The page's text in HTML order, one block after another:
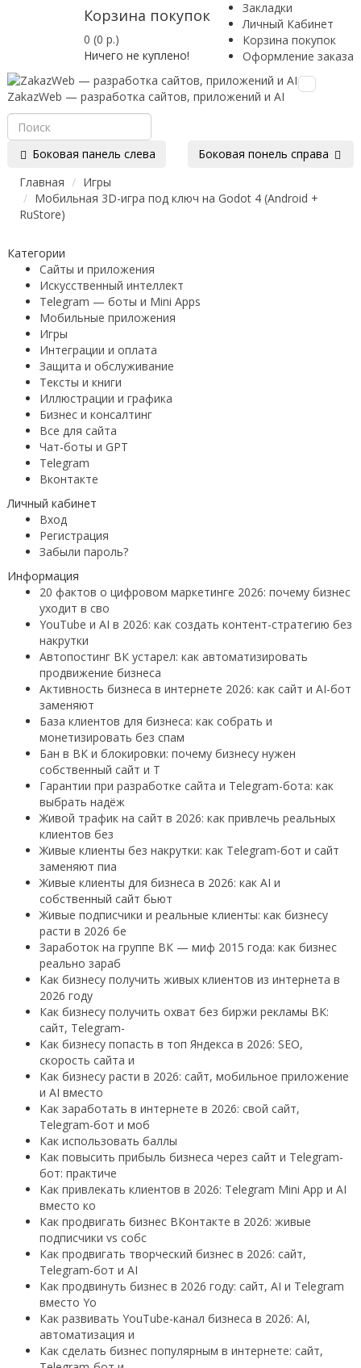
Закладки
Личный Кабинет
Корзина покупок
Оформление заказа
Корзина покупок
0 (0 р.)
Ничего не куплено!
ZakazWeb — разработка сайтов, приложений и AI
Toggle
Боковая панель слева
Боковая понель справа
Главная
Игры
Мобильная 3D-игра под ключ на Godot 4 (Android +
RuStore)
Категории
Сайты и приложения
Искусственный интеллект
Telegram — боты и Mini Apps
Мобильные приложения
Игры
Интеграции и оплата
Защита и обслуживание
Тексты и книги
Иллюстрации и графика
Бизнес и консалтинг
Все для сайта
Чат-боты и GPT
Telegram
Вконтакте
Личный кабинет
Вход
Регистрация
Забыли пароль?
Информация
20 фактов о цифровом маркетинге 2026: почему бизнес
уходит в сво
YouTube и AI в 2026: как создать контент-стратегию без
накрутки
Автопостинг ВК устарел: как автоматизировать
продвижение бизнеса
Активность бизнеса в интернете 2026: как сайт и AI-бот
заменяют
База клиентов для бизнеса: как собрать и
монетизировать без спам
Бан в ВК и блокировки: почему бизнесу нужен
собственный сайт и T
Гарантии при разработке сайта и Telegram-бота: как
выбрать надёж
Живой трафик на сайт в 2026: как привлечь реальных
клиентов без
Живые клиенты без накрутки: как Telegram-бот и сайт
заменяют пиа
Живые клиенты для бизнеса в 2026: как AI и
собственный сайт бьют
Живые подписчики и реальные клиенты: как бизнесу
расти в 2026 бе
Заработок на группе ВК — миф 2015 года: как бизнес
реально зараб
Как бизнесу получить живых клиентов из интернета в
2026 году
Как бизнесу получить охват без биржи рекламы ВК:
сайт, Telegram-
Как бизнесу попасть в топ Яндекса в 2026: SEO,
скорость сайта и
Как бизнесу расти в 2026: сайт, мобильное приложение
и AI вместо
Как заработать в интернете в 2026: свой сайт,
Telegram-бот и моб
Как использовать баллы
Как повысить прибыль бизнеса через сайт и Telegram-
бот: практиче
Как привлекать клиентов в 2026: Telegram Mini App и AI
вместо ко
Как продвигать бизнес ВКонтакте в 2026: живые
подписчики vs собс
Как продвигать творческий бизнес в 2026: сайт,
Telegram-бот и AI
Как продвинуть бизнес в 2026 году: сайт, AI и Telegram
вместо Yo
Как развивать YouTube-канал бизнеса в 2026: AI,
автоматизация и
Как сделать бизнес популярным в интернете: сайт,